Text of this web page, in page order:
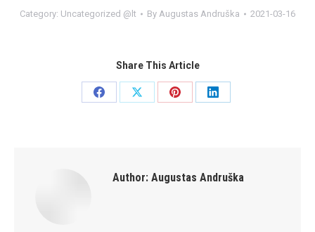
Category: Uncategorized @lt By Augustas Andruška 2021-03-16
Share This Article
Share
Share
Share
Share
Author: Augustas Andruška